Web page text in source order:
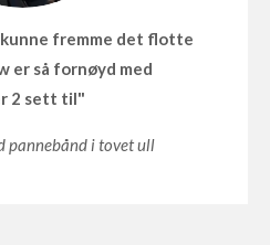
fremme det flotte
er så fornøyd med
2 sett til"
pannebånd i tovet ull